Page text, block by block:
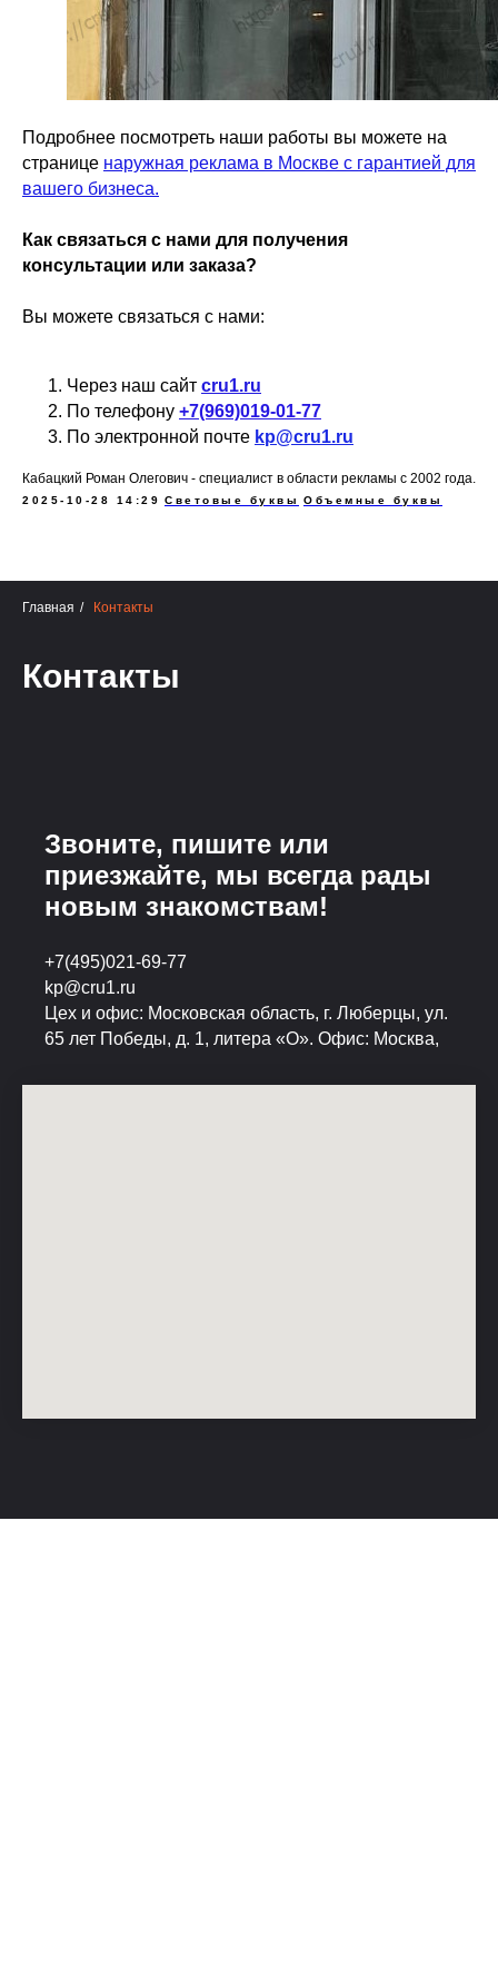
Подробнее посмотреть наши работы вы можете на
странице наружная реклама в Москве с гарантией для
вашего бизнеса.
Как связаться с нами для получения
консультации или заказа?
Вы можете связаться с нами:
Через наш сайт cru1.ru
По телефону +7(969)019-01-77
По электронной почте kp@cru1.ru
Кабацкий Роман Олегович - специалист в области рекламы с 2002 года.
2025-10-28 14:29 Световые буквы Объемные буквы
Главная / Контакты
Контакты
Звоните, пишите или
приезжайте, мы всегда рады
новым знакомствам!
+7(495)021-69-77
kp@cru1.ru
Цех и офис: Московская область, г. Люберцы, ул.
65 лет Победы, д. 1, литера «О». Офис: Москва,